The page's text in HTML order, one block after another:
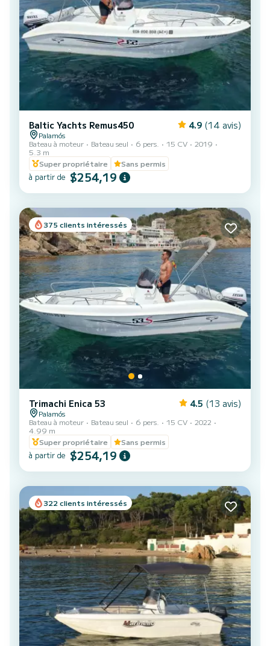
Baltic Yachts Remus450 4.9 (14 avis)
Palamós
Bateau à moteur
Bateau seul 6 pers. 15 CV
2019
5.3 m
Super propriétaire
Sans permis
à partir de $254,19
375 clients intéressés
Trimachi Enica 53 4.5 (13 avis)
Palamós
Bateau à moteur
Bateau seul 6 pers. 15 CV
2022
4.99 m
Super propriétaire
Sans permis
à partir de $254,19
322 clients intéressés